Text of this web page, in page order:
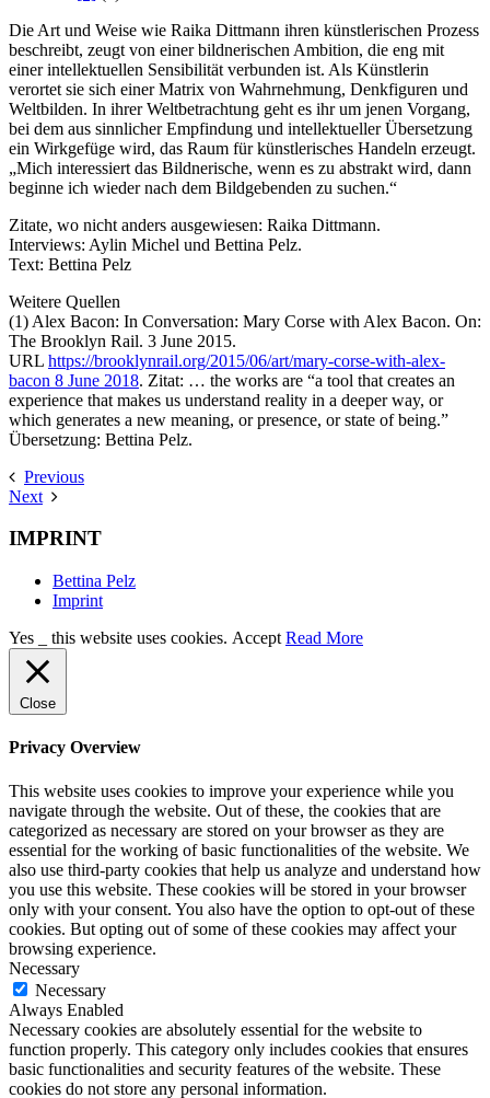
Die Art und Weise wie Raika Dittmann ihren künstlerischen Prozess
beschreibt, zeugt von einer bildnerischen Ambition, die eng mit
einer intellektuellen Sensibilität verbunden ist. Als Künstlerin
verortet sie sich einer Matrix von Wahrnehmung, Denkfiguren und
Weltbilden. In ihrer Weltbetrachtung geht es ihr um jenen Vorgang,
bei dem aus sinnlicher Empfindung und intellektueller Übersetzung
ein Wirkgefüge wird, das Raum für künstlerisches Handeln erzeugt.
„Mich interessiert das Bildnerische, wenn es zu abstrakt wird, dann
beginne ich wieder nach dem Bildgebenden zu suchen.“
Zitate, wo nicht anders ausgewiesen: Raika Dittmann.
Interviews: Aylin Michel und Bettina Pelz.
Text: Bettina Pelz
Weitere Quellen
(1) Alex Bacon: In Conversation: Mary Corse with Alex Bacon. On:
The Brooklyn Rail. 3 June 2015.
URL https://brooklynrail.org/2015/06/art/mary-corse-with-alex-
bacon 8 June 2018. Zitat: … the works are “a tool that creates an
experience that makes us understand reality in a deeper way, or
which generates a new meaning, or presence, or state of being.”
Übersetzung: Bettina Pelz.
Previous
Next
IMPRINT
Bettina Pelz
Imprint
Yes _ this website uses cookies. Accept Read More
Close
Privacy Overview
This website uses cookies to improve your experience while you
navigate through the website. Out of these, the cookies that are
categorized as necessary are stored on your browser as they are
essential for the working of basic functionalities of the website. We
also use third-party cookies that help us analyze and understand how
you use this website. These cookies will be stored in your browser
only with your consent. You also have the option to opt-out of these
cookies. But opting out of some of these cookies may affect your
browsing experience.
Necessary
Necessary
Always Enabled
Necessary cookies are absolutely essential for the website to
function properly. This category only includes cookies that ensures
basic functionalities and security features of the website. These
cookies do not store any personal information.